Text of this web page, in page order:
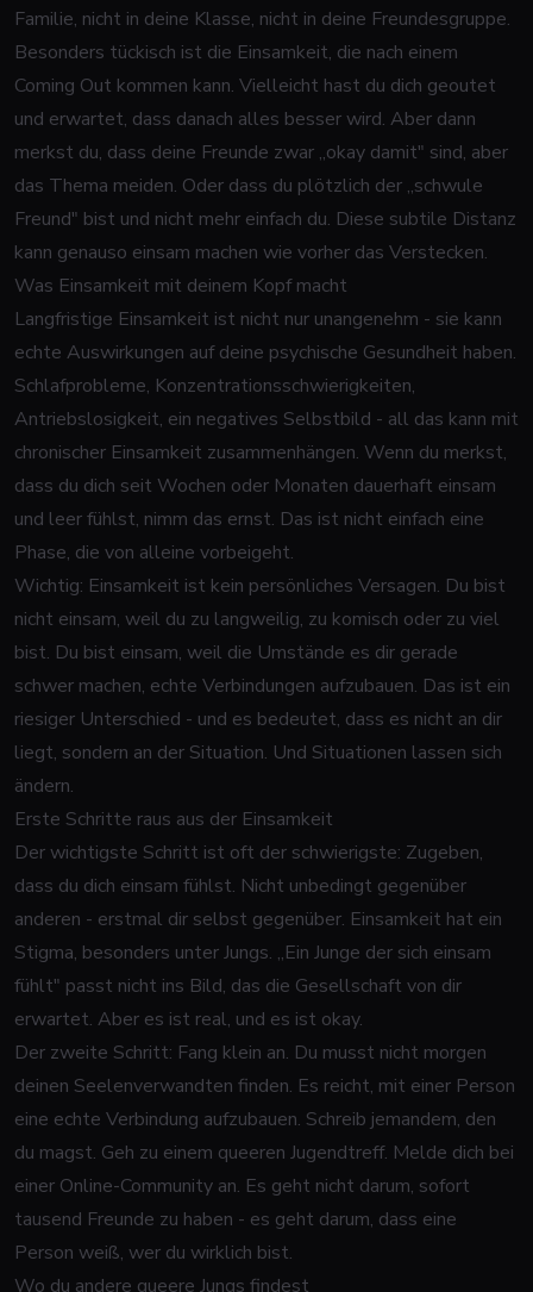
Familie, nicht in deine Klasse, nicht in deine Freundesgruppe.
Besonders tückisch ist die Einsamkeit, die nach einem
Coming Out kommen kann. Vielleicht hast du dich geoutet
und erwartet, dass danach alles besser wird. Aber dann
merkst du, dass deine Freunde zwar „okay damit" sind, aber
das Thema meiden. Oder dass du plötzlich der „schwule
Freund" bist und nicht mehr einfach du. Diese subtile Distanz
kann genauso einsam machen wie vorher das Verstecken.
Was Einsamkeit mit deinem Kopf macht
Langfristige Einsamkeit ist nicht nur unangenehm - sie kann
echte Auswirkungen auf deine psychische Gesundheit haben.
Schlafprobleme, Konzentrationsschwierigkeiten,
Antriebslosigkeit, ein negatives Selbstbild - all das kann mit
chronischer Einsamkeit zusammenhängen. Wenn du merkst,
dass du dich seit Wochen oder Monaten dauerhaft einsam
und leer fühlst, nimm das ernst. Das ist nicht einfach eine
Phase, die von alleine vorbeigeht.
Wichtig: Einsamkeit ist kein persönliches Versagen. Du bist
nicht einsam, weil du zu langweilig, zu komisch oder zu viel
bist. Du bist einsam, weil die Umstände es dir gerade
schwer machen, echte Verbindungen aufzubauen. Das ist ein
riesiger Unterschied - und es bedeutet, dass es nicht an dir
liegt, sondern an der Situation. Und Situationen lassen sich
ändern.
Erste Schritte raus aus der Einsamkeit
Der wichtigste Schritt ist oft der schwierigste: Zugeben,
dass du dich einsam fühlst. Nicht unbedingt gegenüber
anderen - erstmal dir selbst gegenüber. Einsamkeit hat ein
Stigma, besonders unter Jungs. „Ein Junge der sich einsam
fühlt" passt nicht ins Bild, das die Gesellschaft von dir
erwartet. Aber es ist real, und es ist okay.
Der zweite Schritt: Fang klein an. Du musst nicht morgen
deinen Seelenverwandten finden. Es reicht, mit einer Person
eine echte Verbindung aufzubauen. Schreib jemandem, den
du magst. Geh zu einem queeren Jugendtreff. Melde dich bei
einer Online-Community an. Es geht nicht darum, sofort
tausend Freunde zu haben - es geht darum, dass eine
Person weiß, wer du wirklich bist.
Wo du andere queere Jungs findest